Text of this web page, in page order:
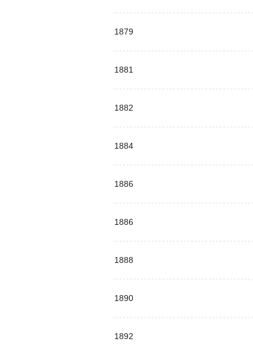
1879
1881
1882
1884
1886
1886
1888
1890
1892